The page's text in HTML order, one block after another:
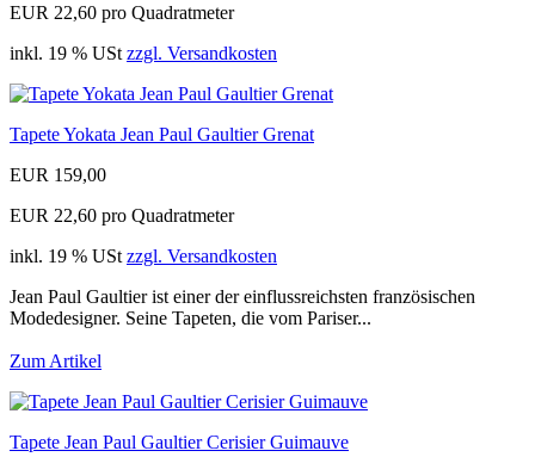
EUR 22,60 pro Quadratmeter
inkl. 19 % USt zzgl. Versandkosten
Tapete Yokata Jean Paul Gaultier Grenat
EUR 159,00
EUR 22,60 pro Quadratmeter
inkl. 19 % USt zzgl. Versandkosten
Jean Paul Gaultier ist einer der einflussreichsten französischen
Modedesigner. Seine Tapeten, die vom Pariser...
Zum Artikel
Tapete Jean Paul Gaultier Cerisier Guimauve